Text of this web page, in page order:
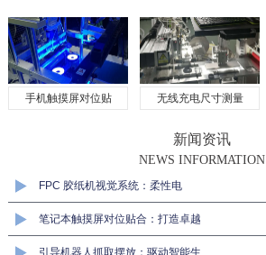
手机触摸屏对位贴 无线充电尺寸测量
新闻资讯
NEWS INFORMATION
FPC 胶纸机视觉系统：柔性电
笔记本触摸屏对位贴合：打造卓越
引导机器人抓取摆放：驱动智能生